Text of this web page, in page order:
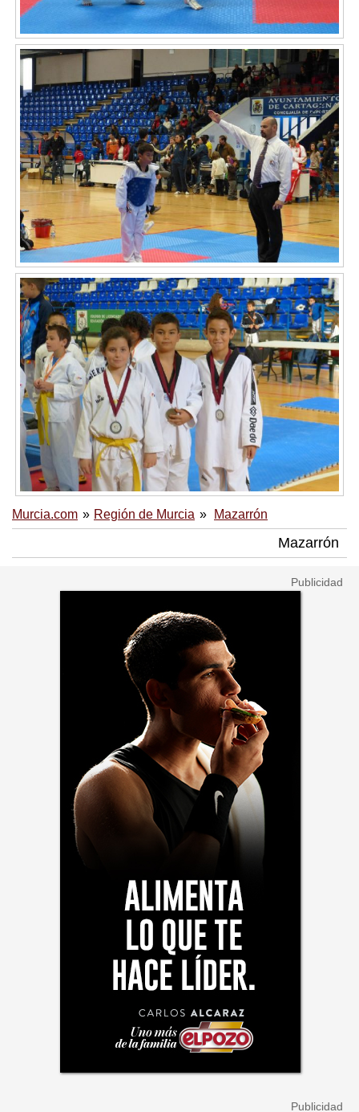
Murcia.com Región de Murcia Mazarrón
Mazarrón